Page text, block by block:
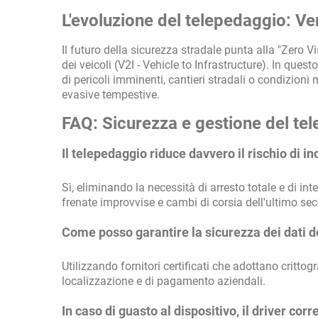
L'evoluzione del telepedaggio:
Il futuro della sicurezza stradale punta alla "Zero
dei veicoli (V2I - Vehicle to Infrastructure). In
di pericoli imminenti, cantieri stradali o condizioni
evasive tempestive.
FAQ: Sicurezza e gestione del
Il telepedaggio riduce davvero il rischio di
Sì, eliminando la necessità di arresto totale e di
frenate improvvise e cambi di corsia dell'ultimo
Come posso garantire la sicurezza dei dati
Utilizzando fornitori certificati che adottano
localizzazione e di pagamento aziendali.
In caso di guasto al dispositivo, il driver